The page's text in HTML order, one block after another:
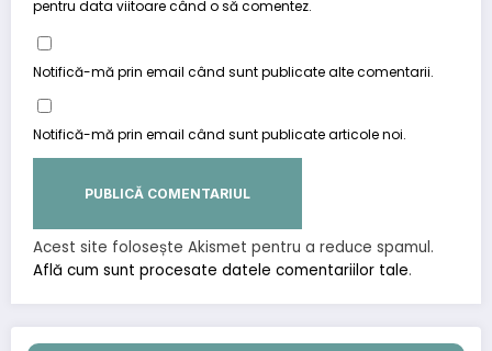
pentru data viitoare când o să comentez.
Notifică-mă prin email când sunt publicate alte comentarii.
Notifică-mă prin email când sunt publicate articole noi.
Acest site folosește Akismet pentru a reduce spamul.
Află cum sunt procesate datele comentariilor tale.